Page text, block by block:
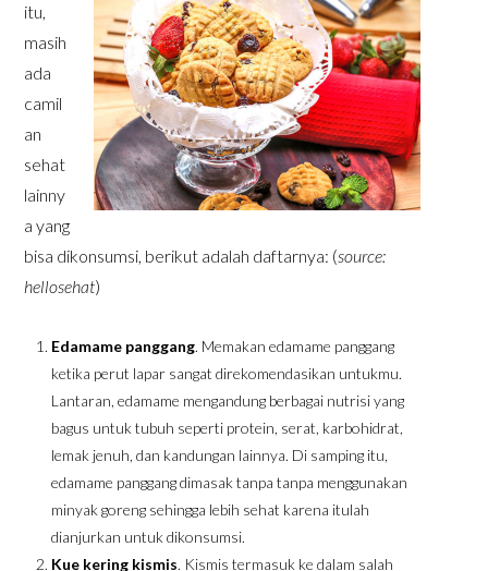
itu,
masih
ada
camil
an
sehat
lainny
a yang
bisa dikonsumsi, berikut adalah daftarnya: (source:
hellosehat)
Edamame panggang. Memakan edamame panggang
ketika perut lapar sangat direkomendasikan untukmu.
Lantaran, edamame mengandung berbagai nutrisi yang
bagus untuk tubuh seperti protein, serat, karbohidrat,
lemak jenuh, dan kandungan lainnya. Di samping itu,
edamame panggang dimasak tanpa tanpa menggunakan
minyak goreng sehingga lebih sehat karena itulah
dianjurkan untuk dikonsumsi.
Kue kering kismis. Kismis termasuk ke dalam salah